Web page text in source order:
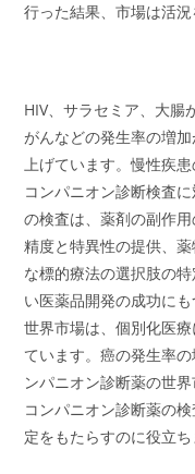
行った結果、市場は活況
HIV、サラセミア、大腸
がんなどの発生率の増
上げています。慢性疾
コンパニオン診断検査
の検査は、薬剤の副作
精度と特異性の提供、
な標的療法の選択肢の
い医薬品開発の成功に
世界市場は、個別化医
ています。癌の発生率
ンパニオン診断薬の世
コンパニオン診断薬の
定をもたらすのに役立ち